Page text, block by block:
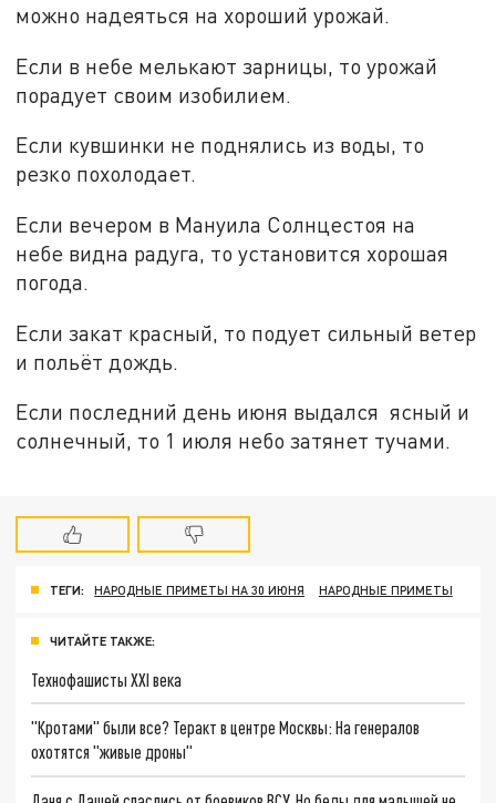
можно надеяться на хороший урожай.
Если в небе мелькают зарницы, то урожай
порадует своим изобилием.
Если кувшинки не поднялись из воды, то
резко похолодает.
Если вечером в Мануила Солнцестоя на
небе видна радуга, то установится хорошая
погода.
Если закат красный, то подует сильный ветер
и польёт дождь.
Если последний день июня выдался ясный и
солнечный, то 1 июля небо затянет тучами.
ТЕГИ: НАРОДНЫЕ ПРИМЕТЫ НА 30 ИЮНЯ НАРОДНЫЕ ПРИМЕТЫ
ЧИТАЙТЕ ТАКЖЕ:
Технофашисты XXI века
"Кротами" были все? Теракт в центре Москвы: На генералов
охотятся "живые дроны"